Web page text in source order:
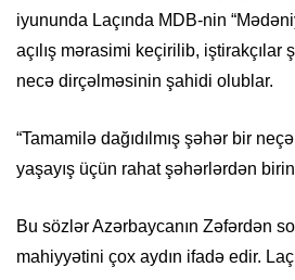
iyununda Laçında MDB-nin
açılış mərasimi keçirilib, iştirakçılar
necə dirçəlməsinin şahidi olublar.
“Tamamilə dağıdılmış şəhər bir
yaşayış üçün rahat şəhərlərdən
Bu sözlər Azərbaycanın Zəfərdən
mahiyyətini çox aydın ifadə edir.